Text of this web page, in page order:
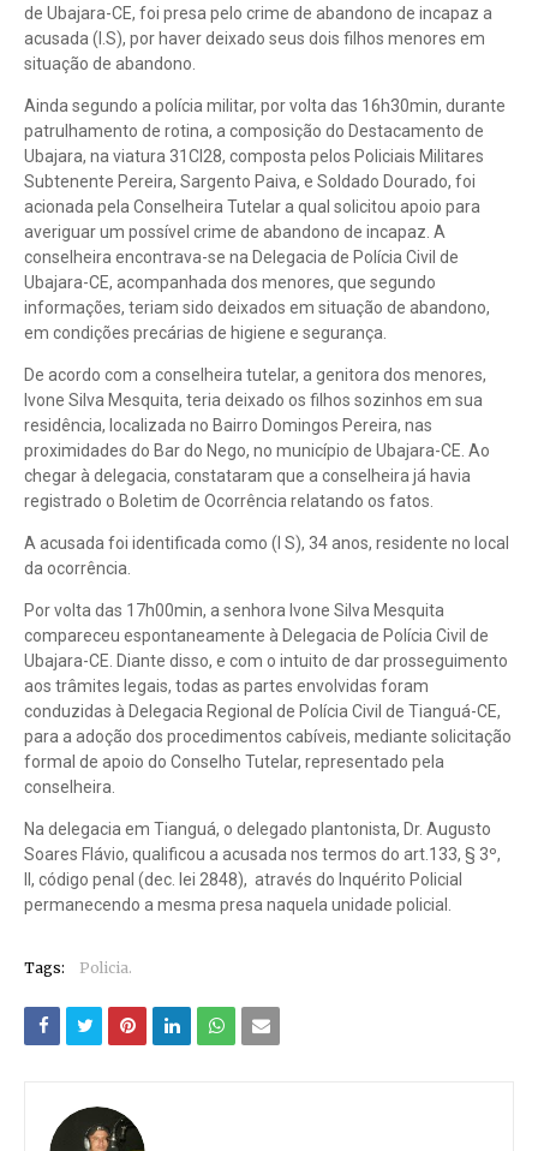
de Ubajara-CE, foi presa pelo crime de abandono de incapaz a
acusada (I.S), por haver deixado seus dois filhos menores em
situação de abandono.
Ainda segundo a polícia militar, por volta das 16h30min, durante
patrulhamento de rotina, a composição do Destacamento de
Ubajara, na viatura 31CI28, composta pelos Policiais Militares
Subtenente Pereira, Sargento Paiva, e Soldado Dourado, foi
acionada pela Conselheira Tutelar a qual solicitou apoio para
averiguar um possível crime de abandono de incapaz. A
conselheira encontrava-se na Delegacia de Polícia Civil de
Ubajara-CE, acompanhada dos menores, que segundo
informações, teriam sido deixados em situação de abandono,
em condições precárias de higiene e segurança.
De acordo com a conselheira tutelar, a genitora dos menores,
Ivone Silva Mesquita, teria deixado os filhos sozinhos em sua
residência, localizada no Bairro Domingos Pereira, nas
proximidades do Bar do Nego, no município de Ubajara-CE. Ao
chegar à delegacia, constataram que a conselheira já havia
registrado o Boletim de Ocorrência relatando os fatos.
A acusada foi identificada como (I S), 34 anos, residente no local
da ocorrência.
Por volta das 17h00min, a senhora Ivone Silva Mesquita
compareceu espontaneamente à Delegacia de Polícia Civil de
Ubajara-CE. Diante disso, e com o intuito de dar prosseguimento
aos trâmites legais, todas as partes envolvidas foram
conduzidas à Delegacia Regional de Polícia Civil de Tianguá-CE,
para a adoção dos procedimentos cabíveis, mediante solicitação
formal de apoio do Conselho Tutelar, representado pela
conselheira.
Na delegacia em Tianguá, o delegado plantonista, Dr. Augusto
Soares Flávio, qualificou a acusada nos termos do art.133, § 3º,
II, código penal (dec. lei 2848), através do Inquérito Policial
permanecendo a mesma presa naquela unidade policial.
Tags: Policia.